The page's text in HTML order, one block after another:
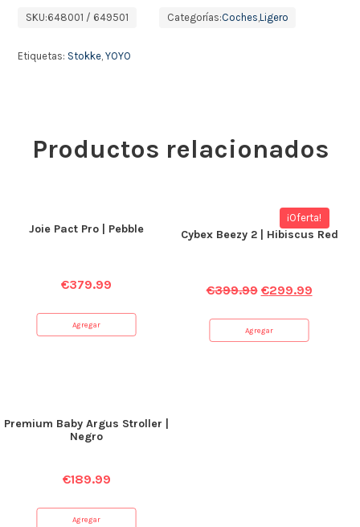
SKU:648001 / 649501 Categorías:Coches,Ligero
Etiquetas: Stokke ,YOYO
Productos relacionados
Joie Pact Pro | Pebble
€379.99
Agregar
¡Oferta!
Cybex Beezy 2 | Hibiscus Red
€399.99 €299.99
Agregar
Premium Baby Argus Stroller |
Negro
€189.99
Agregar